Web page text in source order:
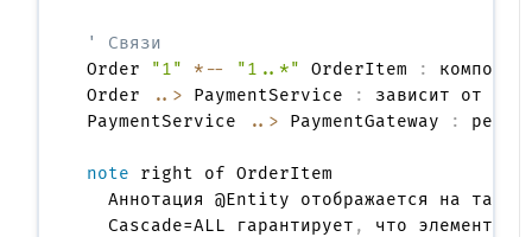
' Связи
Order
"1" *-- "1..*" OrderItem :
Order
..> PaymentService :
зависит от >
PaymentService
..> PaymentGateway :
note right of OrderItem
Аннотация @Entity отображается на
  Cascade=ALL гарантирует
,